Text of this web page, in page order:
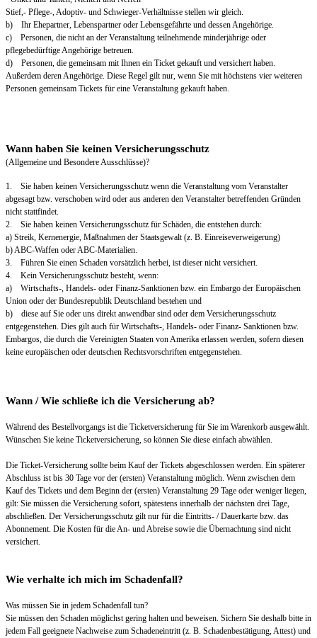
Stief,- Pflege-, Adoptiv- und Schwieger-Verhältnisse stellen wir gleich.
b) Ihr Ehepartner, Lebenspartner oder Lebensgefährte und dessen Angehörige.
c) Personen, die nicht an der Veranstaltung teilnehmende minderjährige oder
pflegebedürftige Angehörige betreuen.
d) Personen, die gemeinsam mit Ihnen ein Ticket gekauft und versichert haben.
Außerdem deren Angehörige. Diese Regel gilt nur, wenn Sie mit höchstens vier weiteren
Personen gemeinsam Tickets für eine Veranstaltung gekauft haben.
Wann haben Sie keinen Versicherungsschutz
(Allgemeine und Besondere Ausschlüsse)?
1. Sie haben keinen Versicherungsschutz wenn die Veranstaltung vom Veranstalter
abgesagt bzw. verschoben wird oder aus anderen den Veranstalter betreffenden Gründen
nicht stattfindet.
2. Sie haben keinen Versicherungsschutz für Schäden, die entstehen durch:
a) Streik, Kernenergie, Maßnahmen der Staatsgewalt (z. B. Einreiseverweigerung)
b) ABC-Waffen oder ABC-Materialien.
3. Führen Sie einen Schaden vorsätzlich herbei, ist dieser nicht versichert.
4. Kein Versicherungsschutz besteht, wenn:
a) Wirtschafts-, Handels- oder Finanz-Sanktionen bzw. ein Embargo der Europäischen
Union oder der Bundesrepublik Deutschland bestehen und
b) diese auf Sie oder uns direkt anwendbar sind oder dem Versicherungsschutz
entgegenstehen. Dies gilt auch für Wirtschafts-, Handels- oder Finanz- Sanktionen bzw.
Embargos, die durch die Vereinigten Staaten von Amerika erlassen werden, sofern diesen
keine europäischen oder deutschen Rechtsvorschriften entgegenstehen.
Wann / Wie schließe ich die Versicherung ab?
Während des Bestellvorgangs ist die Ticketversicherung für Sie im Warenkorb ausgewählt.
Wünschen Sie keine Ticketversicherung, so können Sie diese einfach abwählen.
Die Ticket-Versicherung sollte beim Kauf der Tickets abgeschlossen werden. Ein späterer
Abschluss ist bis 30 Tage vor der (ersten) Veranstaltung möglich. Wenn zwischen dem
Kauf des Tickets und dem Beginn der (ersten) Veranstaltung 29 Tage oder weniger liegen,
gilt: Sie müssen die Versicherung sofort, spätestens innerhalb der nächsten drei Tage,
abschließen. Der Versicherungsschutz gilt nur für die Eintritts- / Dauerkarte bzw. das
Abonnement. Die Kosten für die An- und Abreise sowie die Übernachtung sind nicht
versichert.
Wie verhalte ich mich im Schadenfall?
Was müssen Sie in jedem Schadenfall tun?
Sie müssen den Schaden möglichst gering halten und beweisen. Sichern Sie deshalb bitte in
jedem Fall geeignete Nachweise zum Schadeneintritt (z. B. Schadenbestätigung, Attest) und